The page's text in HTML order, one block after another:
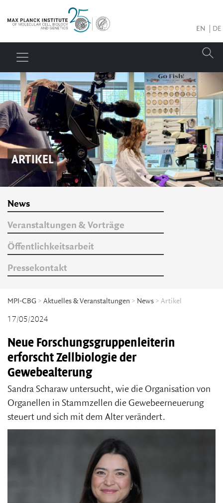
EN DE
ARTIKEL
News
Veranstaltungen & Vorträge
Öffentlichkeitsarbeit
Pressekontakt
MPI-CBG > Aktuelles & Veranstaltungen > News > Artikel
17/05/2024
Neue Forschungsgruppenleiterin
erforscht Zellbiologie der
Gewebealterung
Sandra Scharaw untersucht, wie die Organisation von
Organellen in Stammzellen die Gewebeerneuerung
steuert und sich mit dem Alter verändert.